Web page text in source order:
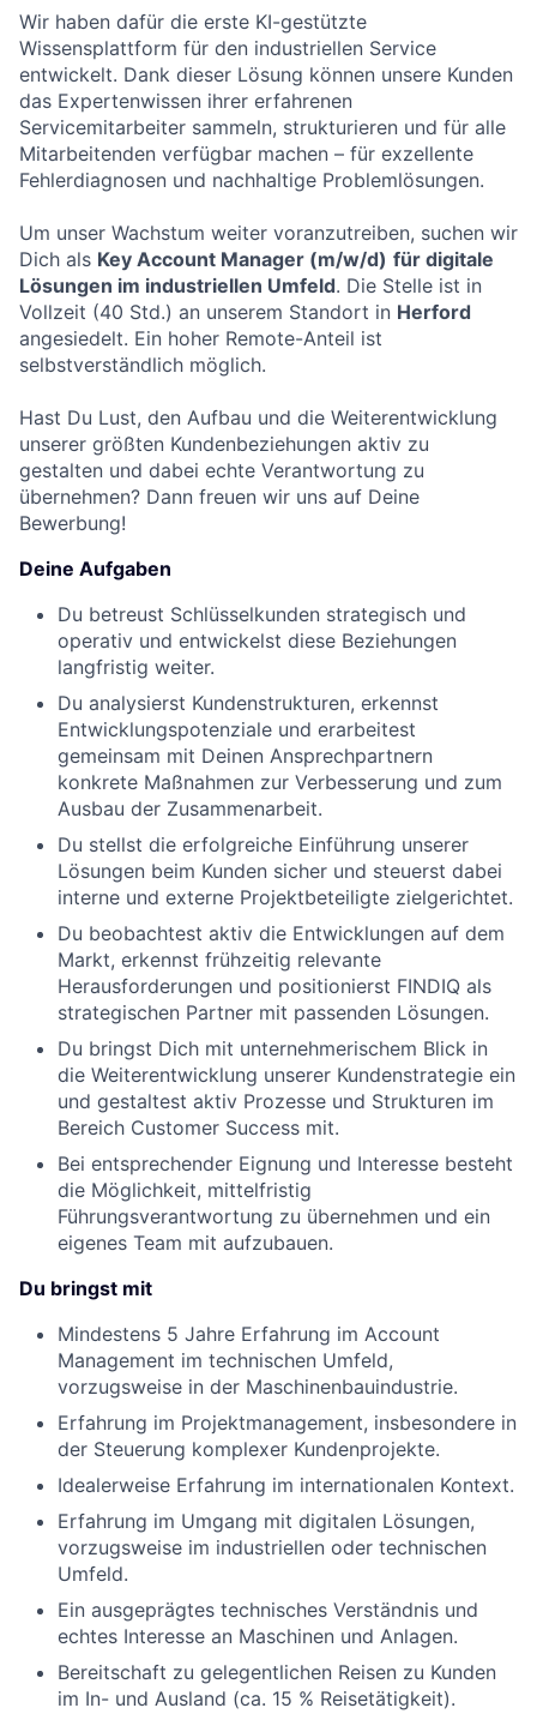
Wir haben dafür die erste KI-gestützte
Wissensplattform für den industriellen Service
entwickelt. Dank dieser Lösung können unsere Kunden
das Expertenwissen ihrer erfahrenen
Servicemitarbeiter sammeln, strukturieren und für alle
Mitarbeitenden verfügbar machen – für exzellente
Fehlerdiagnosen und nachhaltige Problemlösungen.
Um unser Wachstum weiter voranzutreiben, suchen wir
Dich als Key Account Manager (m/w/d) für digitale
Lösungen im industriellen Umfeld. Die Stelle ist in
Vollzeit (40 Std.) an unserem Standort in Herford
angesiedelt. Ein hoher Remote-Anteil ist
selbstverständlich möglich.
Hast Du Lust, den Aufbau und die Weiterentwicklung
unserer größten Kundenbeziehungen aktiv zu
gestalten und dabei echte Verantwortung zu
übernehmen? Dann freuen wir uns auf Deine
Bewerbung!
Deine Aufgaben
Du betreust Schlüsselkunden strategisch und
operativ und entwickelst diese Beziehungen
langfristig weiter.
Du analysierst Kundenstrukturen, erkennst
Entwicklungspotenziale und erarbeitest
gemeinsam mit Deinen Ansprechpartnern
konkrete Maßnahmen zur Verbesserung und zum
Ausbau der Zusammenarbeit.
Du stellst die erfolgreiche Einführung unserer
Lösungen beim Kunden sicher und steuerst dabei
interne und externe Projektbeteiligte zielgerichtet.
Du beobachtest aktiv die Entwicklungen auf dem
Markt, erkennst frühzeitig relevante
Herausforderungen und positionierst FINDIQ als
strategischen Partner mit passenden Lösungen.
Du bringst Dich mit unternehmerischem Blick in
die Weiterentwicklung unserer Kundenstrategie ein
und gestaltest aktiv Prozesse und Strukturen im
Bereich Customer Success mit.
Bei entsprechender Eignung und Interesse besteht
die Möglichkeit, mittelfristig
Führungsverantwortung zu übernehmen und ein
eigenes Team mit aufzubauen.
Du bringst mit
Mindestens 5 Jahre Erfahrung im Account
Management im technischen Umfeld,
vorzugsweise in der Maschinenbauindustrie.
Erfahrung im Projektmanagement, insbesondere in
der Steuerung komplexer Kundenprojekte.
Idealerweise Erfahrung im internationalen Kontext.
Erfahrung im Umgang mit digitalen Lösungen,
vorzugsweise im industriellen oder technischen
Umfeld.
Ein ausgeprägtes technisches Verständnis und
echtes Interesse an Maschinen und Anlagen.
Bereitschaft zu gelegentlichen Reisen zu Kunden
im In- und Ausland (ca. 15 % Reisetätigkeit).